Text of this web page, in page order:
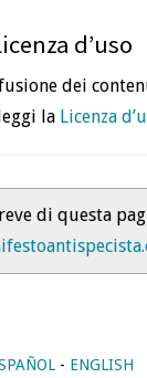
d’uso
dei
la Licenza
di questa
- ENGLISH